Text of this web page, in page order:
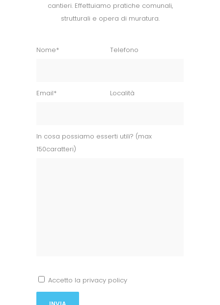
cantieri. Effettuiamo pratiche comunali,
strutturali e opera di muratura.
Nome* Telefono
Email* Località
In cosa possiamo esserti utili? (max
150caratteri)
Accetto la privacy policy